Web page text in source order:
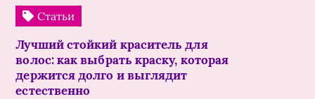
Статьи
Лучший стойкий краситель для
волос: как выбрать краску, которая
держится долго и выглядит
естественно